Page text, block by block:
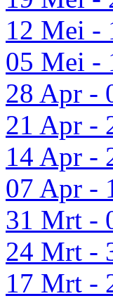
12 Mei -
05 Mei -
28 Apr -
21 Apr -
14 Apr -
07 Apr -
31 Mrt -
24 Mrt -
17 Mrt -